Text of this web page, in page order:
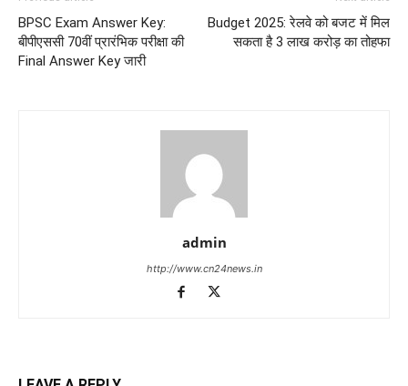
BPSC Exam Answer Key:
बीपीएससी 70वीं प्रारंभिक परीक्षा की
Final Answer Key जारी
Budget 2025: रेलवे को बजट में मिल
सकता है 3 लाख करोड़ का तोहफा
admin
http://www.cn24news.in